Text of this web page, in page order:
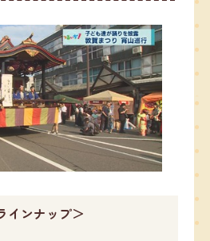
インナップ＞